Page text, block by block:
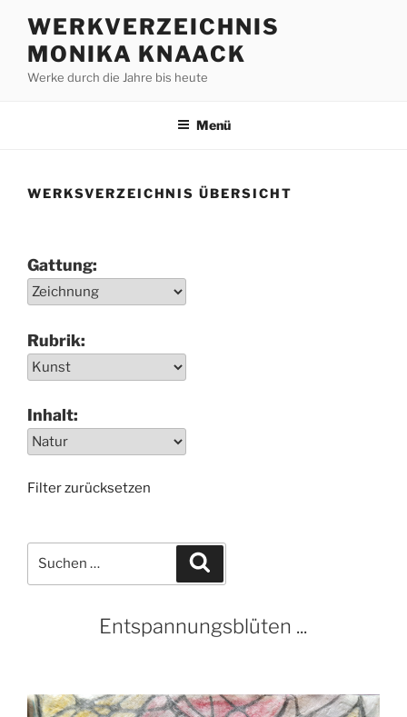
Inhalt
springen
WERKVERZEICHNIS
MONIKA KNAACK
Werke durch die Jahre bis heute
Menü
WERKSVERZEICHNIS ÜBERSICHT
Gattung:
Rubrik:
Inhalt:
Filter zurücksetzen
nach:
Entspannungsblüten ...